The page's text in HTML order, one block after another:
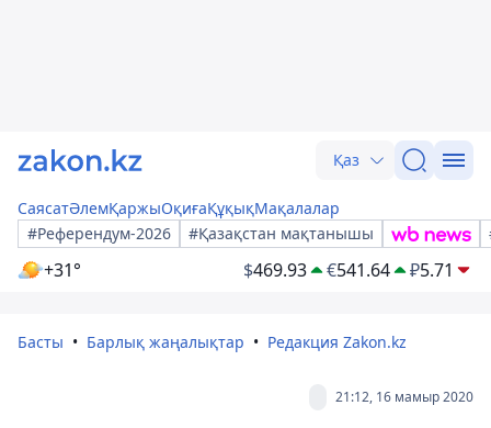
Қаз
СаясатӘлемҚаржыОқиғаҚұқықМақалалар
#Референдум-2026
#Қазақстан мақтанышы
+31° $469.93 €541.64 ₽5.71
Басты Барлық жаңалықтар Редакция Zakon.kz
21:12, 16 мамыр 2020